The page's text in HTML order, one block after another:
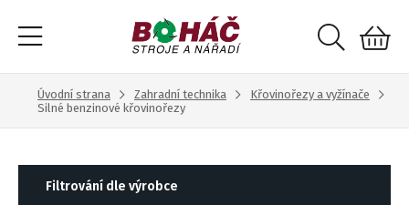
Úvodní strana Zahradní technika
Křovinořezy a vyžínače
Silné benzinové křovinořezy
Filtrování dle výrobce